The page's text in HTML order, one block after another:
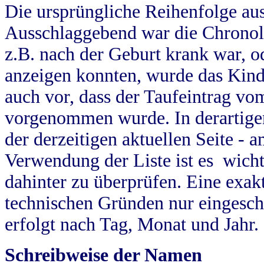
Die ursprüngliche Reihenfolge
Ausschlaggebend war die
z.B. nach der Geburt krank war,
anzeigen konnten, wurde das
auch vor, dass der Taufeintrag
vorgenommen wurde. In
der derzeitigen aktuellen Seite -
Verwendung der Liste ist es
dahinter zu überprüfen. Eine
technischen Gründen nur
erfolgt nach Tag, Monat und Jahr.
Schreibweise der Namen